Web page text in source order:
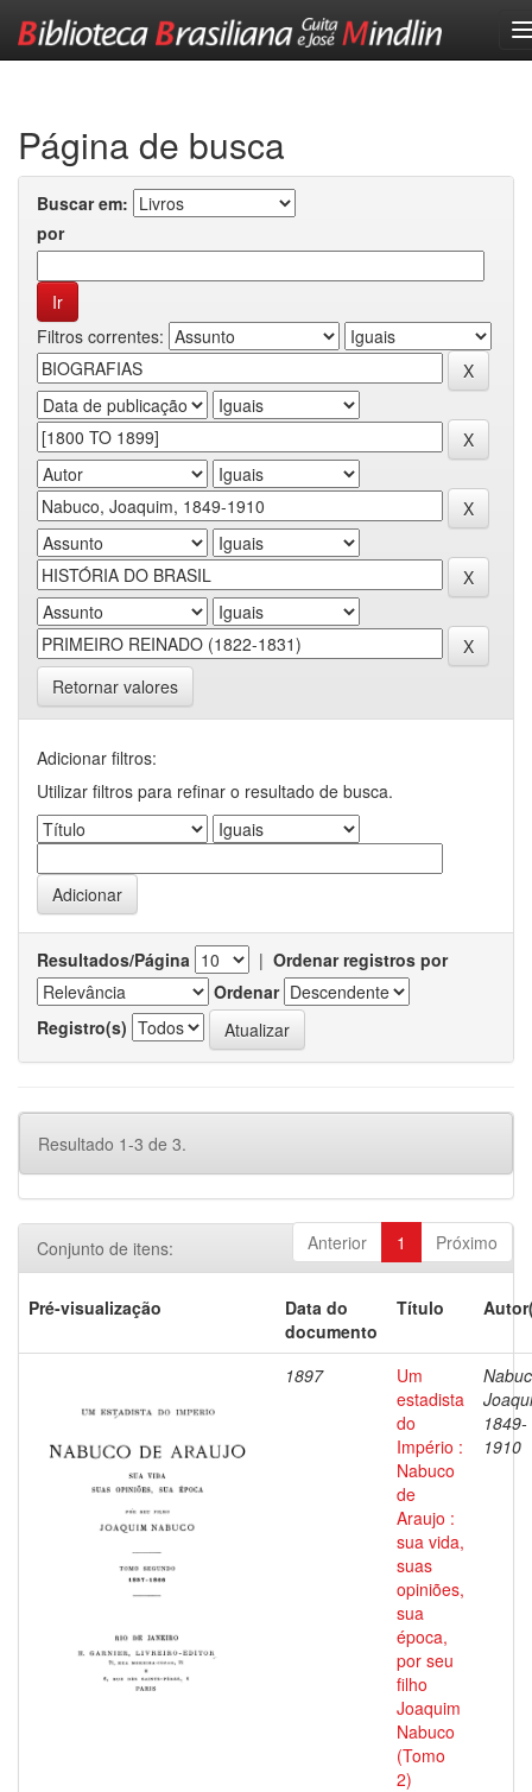
Página de busca
Buscar em:
por
Filtros correntes:
Retornar valores
Adicionar filtros:
Utilizar filtros para refinar o resultado de busca.
Resultados/Página | Ordenar registros por
Ordenar
Registro(s)
Resultado 1-3 de 3.
Anterior 1 Próximo
Conjunto de itens:
Pré-visualização
Data do
documento
Título
1897
Um
estadista
do
Império :
Nabuco
de
Araujo :
sua vida,
suas
opiniões,
sua
época,
por seu
filho
Joaquim
Nabuco
(Tomo
2)
1849-
1910